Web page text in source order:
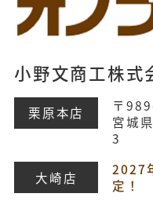
小野文商工株式
栗原本店
〒
宮城
3
大崎店
2027
定！